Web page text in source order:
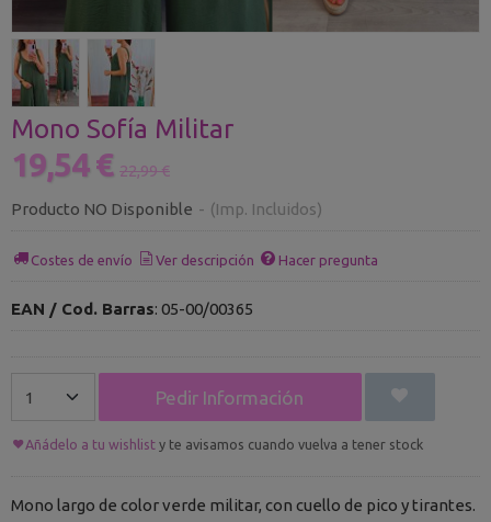
Mono Sofía Militar
19,54 € 22,99 €
Producto NO Disponible - (Imp. Incluidos)
Costes de envío Ver descripción Hacer pregunta
EAN / Cod. Barras: 05-00/00365
Pedir Información
Añádelo a tu wishlist y te avisamos cuando vuelva a tener stock
Mono largo de color verde militar, con cuello de pico y tirantes.